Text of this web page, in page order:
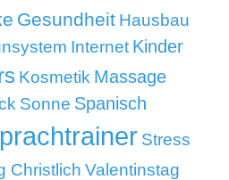
Gesundheit Hausbau
Internet Kinder
Kosmetik Massage
Sonne Spanisch
Stress
Christlich Valentinstag